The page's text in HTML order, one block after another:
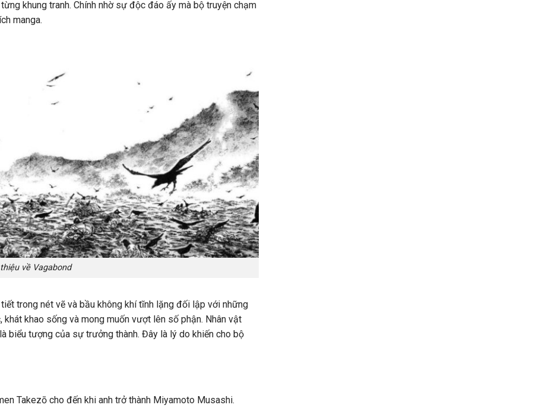
khung tranh. Chính nhờ sự độc đáo ấy mà bộ truyện chạm
manga.
về Vagabond
trong nét vẽ và bầu không khí tĩnh lặng đối lập với những
khao sống và mong muốn vượt lên số phận. Nhân vật
biểu tượng của sự trưởng thành. Đây là lý do khiến cho bộ
Takezō cho đến khi anh trở thành Miyamoto Musashi.